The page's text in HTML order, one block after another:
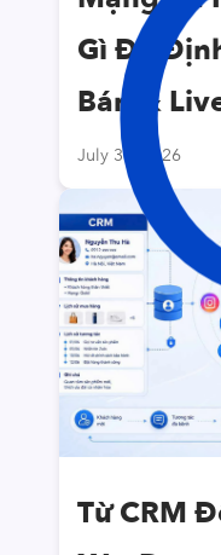
Gì Để
Bán &
July 31, 2026
Từ CRM